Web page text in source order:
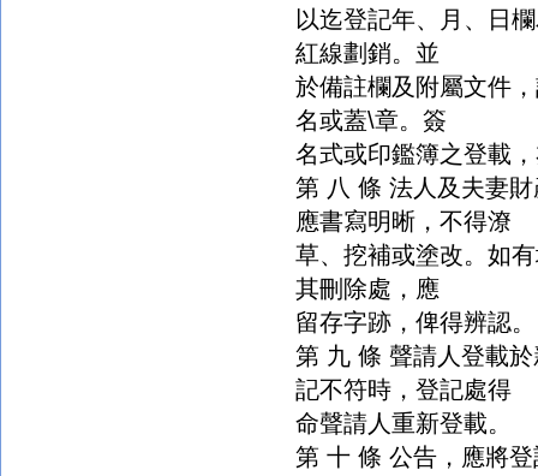
以迄登記年、月、日
紅線劃銷。並
於備註欄及附屬文件
名或蓋\章。簽
名式或印鑑簿之登載
第 八 條 法人及夫妻
應書寫明晰，不得潦
草、挖補或塗改。如
其刪除處，應
留存字跡，俾得辨認。
第 九 條 聲請人登載
記不符時，登記處得
命聲請人重新登載。
第 十 條 公告，應將